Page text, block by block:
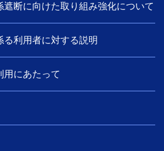
遮断に向けた取り組み強化について
る利用者に対する説明
用にあたって